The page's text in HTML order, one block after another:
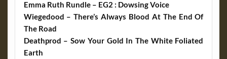
Emma Ruth Rundle – EG2 : Dowsing Voice
Wiegedood – There’s Always Blood At The End Of
The Road
Deathprod – Sow Your Gold In The White Foliated
Earth